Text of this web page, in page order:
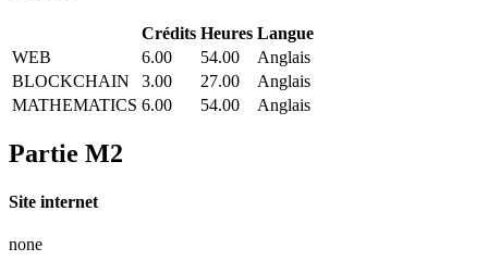
Crédits Heures Langue
WEB
6.00 54.00
Anglais
BLOCKCHAIN
3.00 27.00
Anglais
MATHEMATICS 6.00 54.00 Anglais
Partie M2
Site internet
none